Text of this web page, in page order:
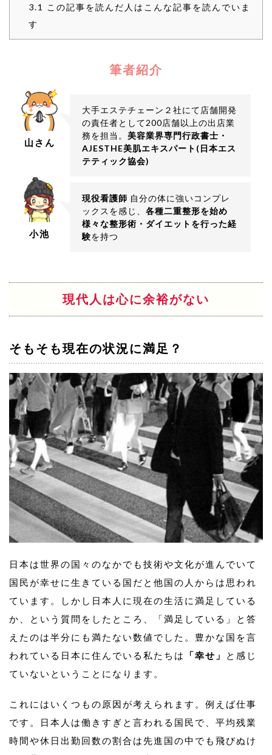
3.1
この記事を読んだ人はこんな記事を読んでいま
す
筆者紹介
山さん
大手エステチェーン２社にて店舗開発
の責任者として200店舗以上の出店業
務を担当。 美容業界専門行政書士・
AJESTHE美肌エキスパート(日本エス
テティック協会)
小池
現役看護師 自分の体に強いコンプレ
ックスを感じ、 各種二重整形を始め
様々な整形術・ダイエットを行った経
験を持つ
現代人は心に余裕がない
そもそも現在の状況に満足？
日本は世界の国々のなかでも技術や文化が進んでいて
国民が幸せに生きている国だと他国の人からは思われ
ています。しかし日本人に現在の生活に満足している
か、という質問をしたところ、「満足している」と答
えたのは半分にも満たない数値でした。豊かな国を言
われている日本に住んでいる私たちは
「幸せ」
と感じ
ていないということになります。
これにはいくつもの原因が考えられます。例えば仕事
です。日本人は働きすぎと言われる国民で、平均残業
時間や休日出勤回数の割合は先進国の中でも飛びぬけ